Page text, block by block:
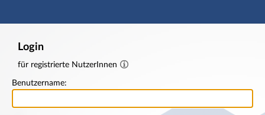
Hauptnavigation
Login
für registrierte NutzerInnen
Benutzername: